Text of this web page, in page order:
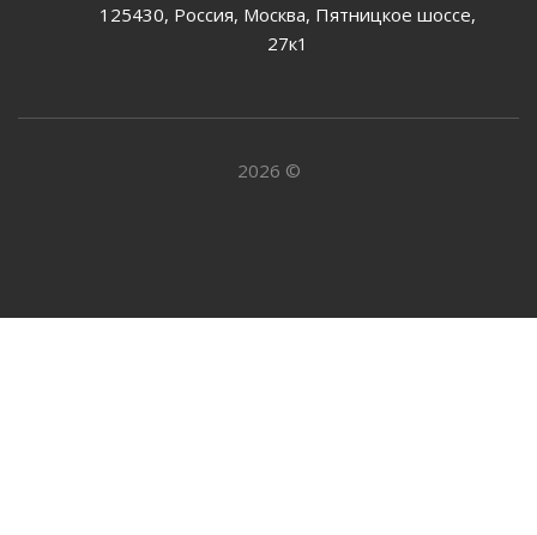
125430, Россия, Москва, Пятницкое шоссе,
27к1
2026 ©